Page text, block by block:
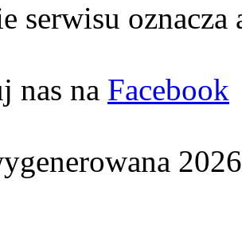
serwisu oznacza
nas na Facebook